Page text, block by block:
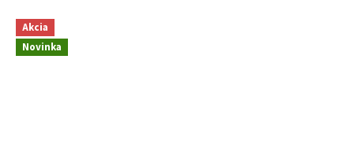
Akcia
Novinka